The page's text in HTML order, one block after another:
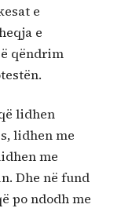
e
e
qëndrim
lidhen
lidhen me
me
Dhe në fund
po ndodh me